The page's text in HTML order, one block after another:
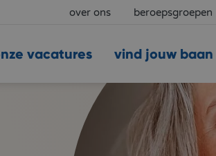
over ons beroepsgroepen
vind jouw baan
vacatures